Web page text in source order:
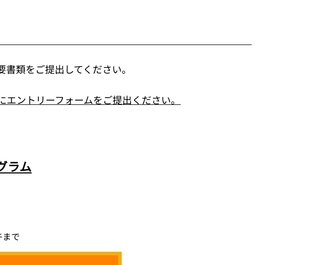
類をご提出してください。
ントリーフォームをご提出ください。
ラム
で